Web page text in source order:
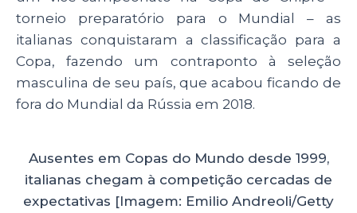
torneio preparatório para o Mundial – as
italianas conquistaram a classificação para a
Copa, fazendo um contraponto à seleção
masculina de seu país, que acabou ficando de
fora do Mundial da Rússia em 2018.
Ausentes em Copas do Mundo desde 1999,
italianas chegam à competição cercadas de
expectativas [Imagem: Emilio Andreoli/Getty